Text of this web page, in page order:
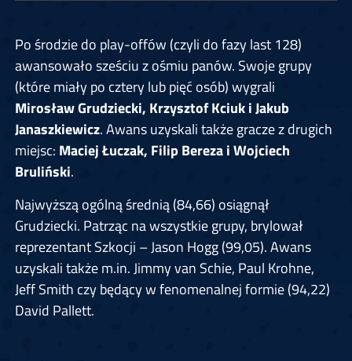
Po środzie do play-offów (czyli do fazy last 128)
awansowało sześciu z ośmiu panów. Swoje grupy
(które miały po cztery lub pięć osób) wygrali
Mirosław Grudziecki, Krzysztof Kciuk i Jakub
Janaszkiewicz. Awans uzyskali także gracze z drugich
miejsc: Maciej Łuczak, Filip Bereza i Wojciech
Bruliński.
Najwyższą ogólną średnią (84,66) osiągnął
Grudziecki. Patrząc na wszystkie grupy, brylował
reprezentant Szkocji – Jason Hogg (99,05). Awans
uzyskali także m.in. Jimmy van Schie, Paul Krohne,
Jeff Smith czy będący w fenomenalnej formie (94,22)
David Pallett.